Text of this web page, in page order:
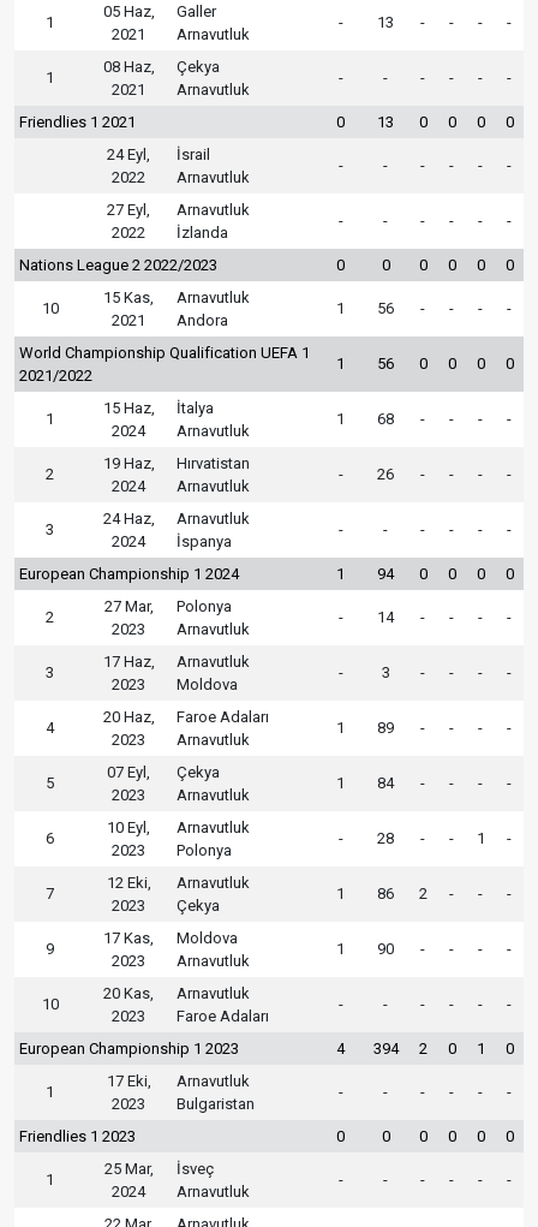
1
05 Haz,
2021
Galler
Arnavutluk
- 13 - - - -
1
08 Haz,
2021
Çekya
Arnavutluk
- - - - - -
Friendlies 1 2021 0 13 0 0 0
0
24 Eyl,
2022
İsrail
Arnavutluk
- - - - - -
27 Eyl,
2022
Arnavutluk
İzlanda
- - - - - -
Nations League 2 2022/2023 0 0 0 0 0 0
10
15 Kas,
2021
Arnavutluk
Andora
1 56 - - - -
World Championship Qualification UEFA 1
2021/2022
1 56 0 0 0 0
1
15 Haz,
2024
İtalya
Arnavutluk
1 68 - - - -
2
19 Haz,
2024
Hırvatistan
Arnavutluk
- 26 - - - -
3
24 Haz,
2024
Arnavutluk
İspanya
- - - - - -
European Championship 1 2024 1 94 0 0 0 0
2
27 Mar,
2023
Polonya
Arnavutluk
- 14 - - - -
3
17 Haz,
2023
Arnavutluk
Moldova
- 3 - - - -
4
20 Haz,
2023
Faroe Adaları
Arnavutluk
1 89 - - - -
5
07 Eyl,
2023
Çekya
Arnavutluk
1 84 - - - -
6
10 Eyl,
2023
Arnavutluk
Polonya
- 28 - - 1 -
7
12 Eki,
2023
Arnavutluk
Çekya
1 86 2 - - -
9
17 Kas,
2023
Moldova
Arnavutluk
1 90 - - - -
10
20 Kas,
2023
Arnavutluk
Faroe Adaları
- - - - - -
European Championship 1 2023 4 394 2 0 1 0
1
17 Eki,
2023
Arnavutluk
Bulgaristan
- - - - - -
Friendlies 1 2023 0 0 0 0 0 0
1
25 Mar,
2024
İsveç
Arnavutluk
- - - - - -